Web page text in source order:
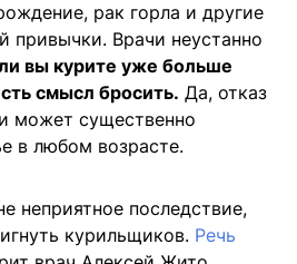
рак горла и другие
привычки. Врачи неустанно
вы курите уже больше
смысл бросить. Да, отказ
может существенно
в любом возрасте.
неприятное последствие,
курильщиков. Речь